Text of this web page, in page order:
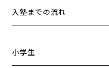
入塾までの流れ
小学生